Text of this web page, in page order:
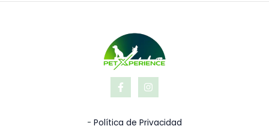
- Política de Privacidad